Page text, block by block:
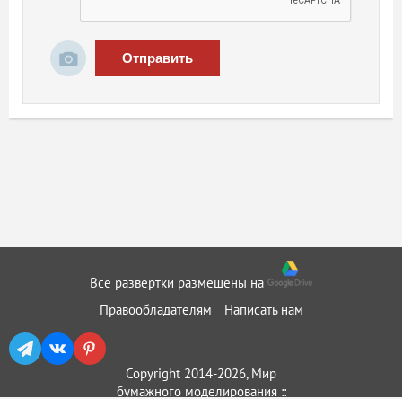
Отправить
Все развертки размещены на
Правообладателям
Написать нам
Copyright 2014-2026, Мир
бумажного моделирования ::